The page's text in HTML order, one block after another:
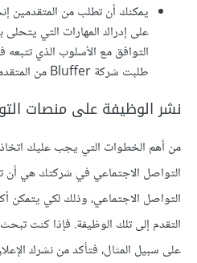
يمكنك أن تطلب من المتقدمين
على إدراك المهارات التي يتحلى
التوافق مع الأسلوب الذي
طلبت شركة Bluffer من المتقدمين كتابة بعض التغريدات.
نشر الوظيفة على منصات
من أهم الخطوات التي يجب عليك
التواصل الاجتماعي في شركتك هي أن
التواصل الاجتماعي، وذلك لكي
التقدم إلى تلك الوظيفة. فإذا كنت
على سبيل المثال، فتأكد من نشرك